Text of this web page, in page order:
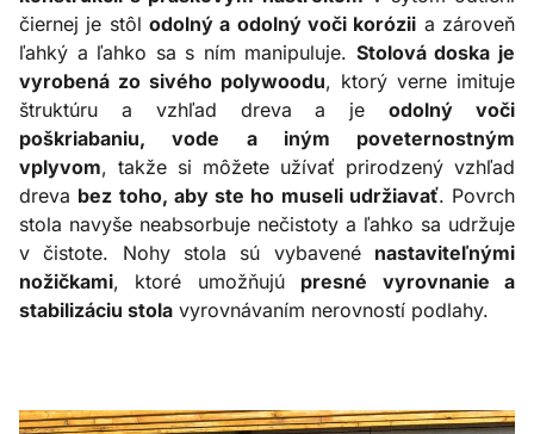
čiernej je stôl odolný a odolný voči korózii a zároveň
ľahký a ľahko sa s ním manipuluje. Stolová doska je
vyrobená zo sivého polywoodu, ktorý verne imituje
štruktúru a vzhľad dreva a jeodolný voči
poškriabaniu, vode a iným poveternostným
vplyvom, takže si môžete užívať prirodzený vzhľad
dreva bez toho, aby ste ho museli udržiavať. Povrch
stola navyše neabsorbuje nečistoty a ľahko sa udržuje
v čistote. Nohy stola sú vybavené nastaviteľnými
nožičkami, ktoré umožňujú presné vyrovnanie a
stabilizáciu stola vyrovnávaním nerovností podlahy.